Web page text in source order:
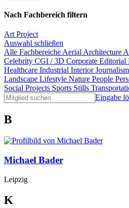
Nach Fachbereich filtern
Art Project
Auswahl schließen
Alle Fachbereiche Aerial Architecture
Celebrity CGI / 3D Corporate Editorial
Healthcare Industrial Interior
Landscape Lifestyle Nature People
Social Projects Sports Stills
Eingabe
B
Michael Bader
Leipzig
K